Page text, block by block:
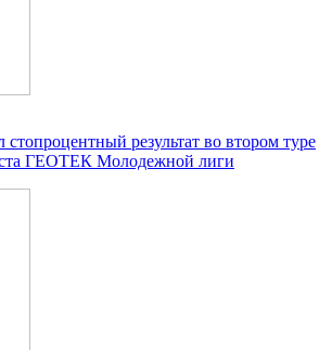
стопроцентный результат во втором туре
ГЕОТЕК Молодежной лиги